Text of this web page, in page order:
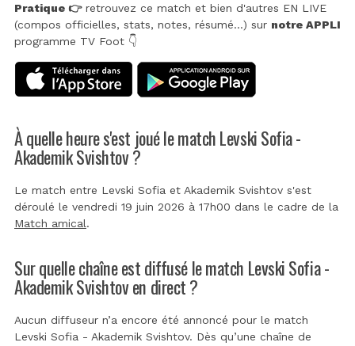
Pratique 👉retrouvez ce match et bien d'autres EN LIVE
(compos officielles, stats, notes, résumé...) sur notre APPLI
programme TV Foot 👇
À quelle heure s'est joué le match Levski Sofia -
Akademik Svishtov ?
Le match entre Levski Sofia et Akademik Svishtov s'est
déroulé le vendredi 19 juin 2026 à 17h00 dans le cadre de la
Match amical.
Sur quelle chaîne est diffusé le match Levski Sofia -
Akademik Svishtov en direct ?
Aucun diffuseur n’a encore été annoncé pour le match
Levski Sofia - Akademik Svishtov. Dès qu’une chaîne de